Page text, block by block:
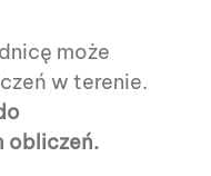
może
w terenie.
obliczeń.